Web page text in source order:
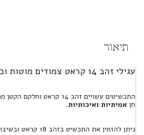
תיאור
עגילי זהב 14 קראט צמודים מוטות וכדורים
התכשיטים עשויים זהב 14 קראט
חן אמיתיות ואיכותיות.
ניתן להזמין את התכשיט בזהב 18 קראט ובשיבוץ של אבן חן אחרת.